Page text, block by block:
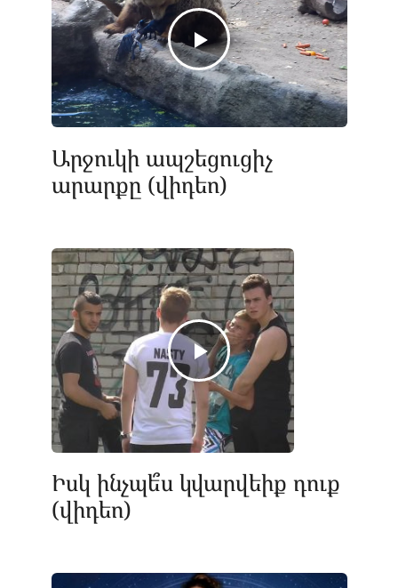
Արջուկի ապշեցուցիչ
արարքը (վիդեո)
Իսկ ինչպե՞ս կվարվեիք դուք
(վիդեո)